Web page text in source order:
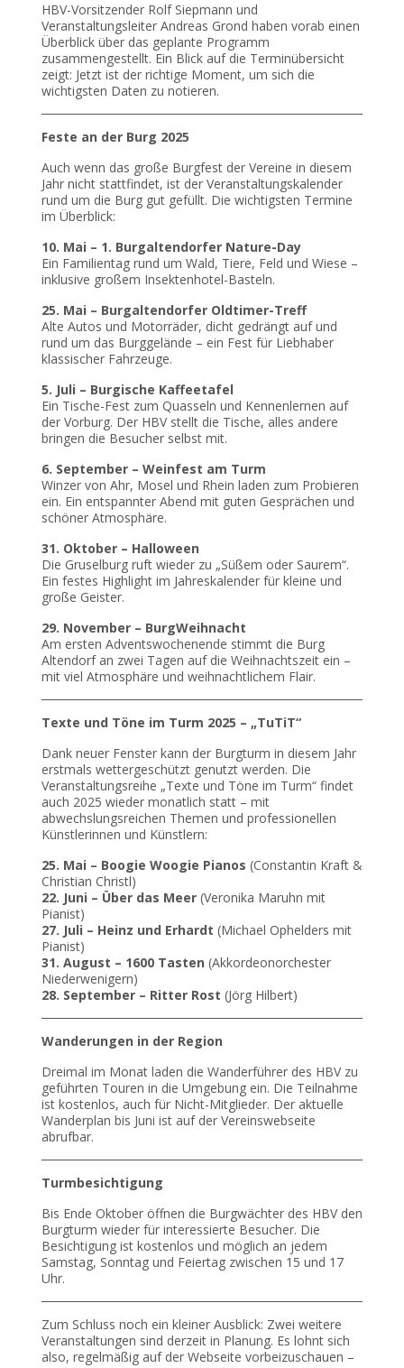
HBV-Vorsitzender Rolf Siepmann und
Veranstaltungsleiter Andreas Grond haben vorab einen
Überblick über das geplante Programm
zusammengestellt. Ein Blick auf die Terminübersicht
zeigt: Jetzt ist der richtige Moment, um sich die
wichtigsten Daten zu notieren.
Feste an der Burg 2025
Auch wenn das große Burgfest der Vereine in diesem
Jahr nicht stattfindet, ist der Veranstaltungskalender
rund um die Burg gut gefüllt. Die wichtigsten Termine
im Überblick:
10. Mai – 1. Burgaltendorfer Nature-Day
Ein Familientag rund um Wald, Tiere, Feld und Wiese –
inklusive großem Insektenhotel-Basteln.
25. Mai – Burgaltendorfer Oldtimer-Treff
Alte Autos und Motorräder, dicht gedrängt auf und
rund um das Burggelände – ein Fest für Liebhaber
klassischer Fahrzeuge.
5. Juli – Burgische Kaffeetafel
Ein Tische-Fest zum Quasseln und Kennenlernen auf
der Vorburg. Der HBV stellt die Tische, alles andere
bringen die Besucher selbst mit.
6. September – Weinfest am Turm
Winzer von Ahr, Mosel und Rhein laden zum Probieren
ein. Ein entspannter Abend mit guten Gesprächen und
schöner Atmosphäre.
31. Oktober – Halloween
Die Gruselburg ruft wieder zu „Süßem oder Saurem“.
Ein festes Highlight im Jahreskalender für kleine und
große Geister.
29. November – BurgWeihnacht
Am ersten Adventswochenende stimmt die Burg
Altendorf an zwei Tagen auf die Weihnachtszeit ein –
mit viel Atmosphäre und weihnachtlichem Flair.
Texte und Töne im Turm 2025 – „TuTiT“
Dank neuer Fenster kann der Burgturm in diesem Jahr
erstmals wettergeschützt genutzt werden. Die
Veranstaltungsreihe „Texte und Töne im Turm“ findet
auch 2025 wieder monatlich statt – mit
abwechslungsreichen Themen und professionellen
Künstlerinnen und Künstlern:
25. Mai – Boogie Woogie Pianos (Constantin Kraft &
Christian Christl)
22. Juni – Über das Meer(Veronika Maruhn mit
Pianist)
27. Juli – Heinz und Erhardt (Michael Ophelders mit
Pianist)
31. August – 1600 Tasten (Akkordeonorchester
Niederwenigern)
28. September – Ritter Rost (Jörg Hilbert)
Wanderungen in der Region
Dreimal im Monat laden die Wanderführer des HBV zu
geführten Touren in die Umgebung ein. Die Teilnahme
ist kostenlos, auch für Nicht-Mitglieder. Der aktuelle
Wanderplan bis Juni ist auf der Vereinswebseite
abrufbar.
Turmbesichtigung
Bis Ende Oktober öffnen die Burgwächter des HBV den
Burgturm wieder für interessierte Besucher. Die
Besichtigung ist kostenlos und möglich an jedem
Samstag, Sonntag und Feiertag zwischen 15 und 17
Uhr.
Zum Schluss noch ein kleiner Ausblick: Zwei weitere
Veranstaltungen sind derzeit in Planung. Es lohnt sich
also, regelmäßig auf der Webseite vorbeizuschauen –